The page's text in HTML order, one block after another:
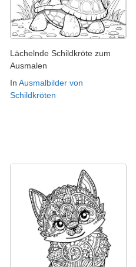
Lächelnde Schildkröte zum
Ausmalen
In Ausmalbilder von
Schildkröten